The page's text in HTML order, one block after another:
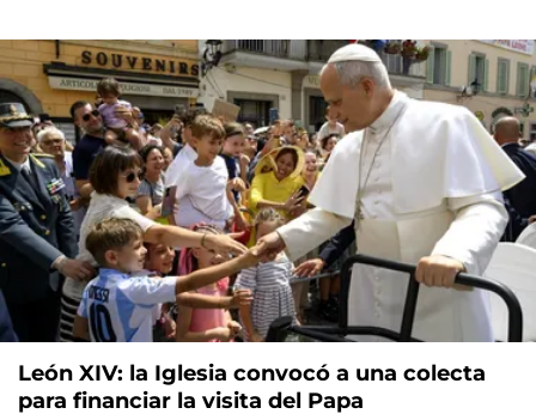
León XIV: la Iglesia convocó a una colecta
para financiar la visita del Papa